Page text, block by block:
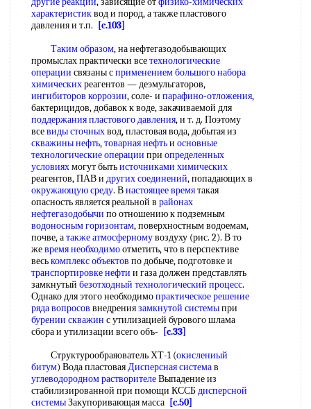
характеристиквод и пород, а также пластового
давления и т.п.
[c.103]
Таким образом, на нефтегазодобывающих
промыслах практически всетехнологические
операции связаны сприменением большогонабора
химическихреагентов — деэмульгаторов,
ингибиторов коррозии, соле- и парафино-отложения,
бактерицидов, добавок к воде, закачиваемой для
поддержания пластового давления, и т. д. Поэтому
всевиды сточныхвод, пластовая вода, добытая из
скважины нефть,товарная нефтьи основные
технологические операции при определенных
условияхмогут бытьисточниками химических
реагентов, ПАВ и других соединений, попадающих в
окружающую среду. Внастоящее времятакая
опасность является реальной в районах
нефтегазодобычи по отношению к подземным
водоносным горизонтам, поверхностным водоемам,
почве, атакже атмосферномувоздуху (рис. 2). В то
жевремя необходимоотметить, что в перспективе
веськомплекс объектов по добыче, подготовке и
транспортировке нефти и газа должен представлять
замкнутый безотходный технологический процесс.
Однако для этого необходимопрактическое решение
ряда вопросов внедрениязамкнутой системыпри
бурении скважин с утилизацией бурового шлама
сбора и утилизации всего объ-
[c.33]
Структурообраяователь ХТ-1 (окислениый
битум) Вода пластоваяДисперсная системав
углеводородном растворителеВыпадение из
стабилизированной при помощи КССБдисперсной
системыЗакупоривающая масса [c.50]